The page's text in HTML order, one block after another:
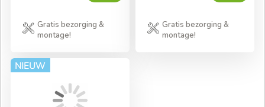
Gratis bezorging &
montage!
Gratis bezorging &
montage!